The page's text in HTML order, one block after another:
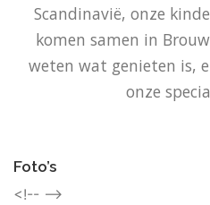
Scandinavië, onze
komen samen in
weten wat genieten is,
onze
Foto’s
<!-- -->